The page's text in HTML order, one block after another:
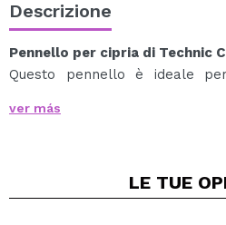
Descrizione
Pennello per cipria di Technic
Questo pennello è ideale
Prima di applicare il prodotto,
ver más
LE TUE